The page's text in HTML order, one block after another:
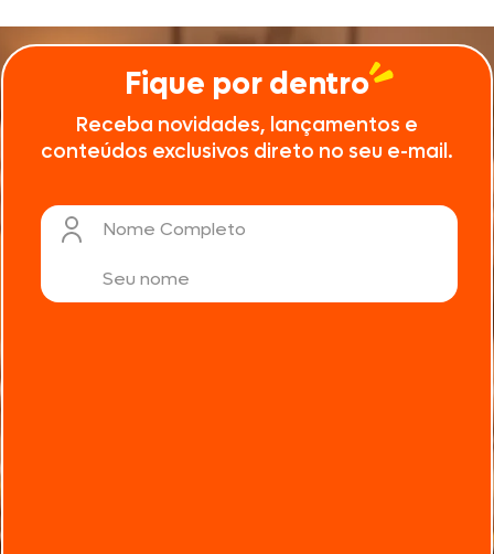
Fique por dentro
Receba novidades, lançamentos e
conteúdos exclusivos direto no seu e-mail.
Nome Completo